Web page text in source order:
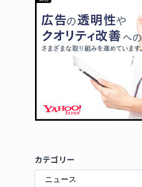
カテゴリー